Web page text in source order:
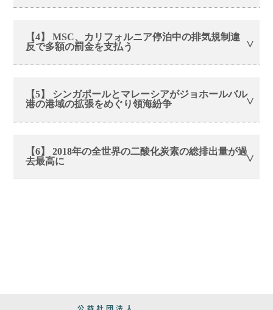
【4】 MSC、カリフォルニア停泊中の排気規制違
反で多額の罰金を支払う
【5】 シンガポールとマレーシアがジョホールバル
港の港域の拡張をめぐり領海紛争
【6】 2018年の全世界の二酸化炭素の総排出量が過
去最高に